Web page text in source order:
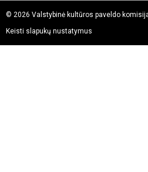
© 2026 Valstybinė kultūros paveldo
Keisti slapukų nustatymus